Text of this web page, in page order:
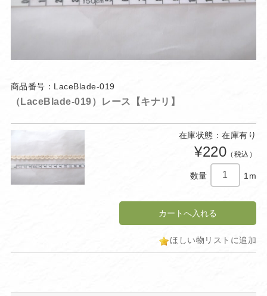
商品番号：LaceBlade-019
（LaceBlade-019）レース【キナリ】
在庫状態：在庫有り
¥220 （税込）
数量 1m
ほしい物リストに追加